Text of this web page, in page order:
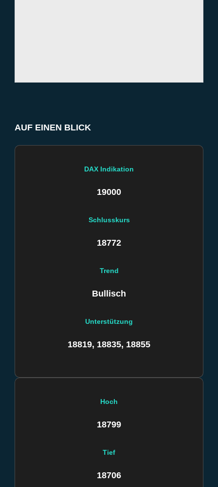
AUF EINEN BLICK
DAX Indikation
19000
Schlusskurs
18772
Trend
Bullisch
Unterstützung
18819, 18835, 18855
Hoch
18799
Tief
18706